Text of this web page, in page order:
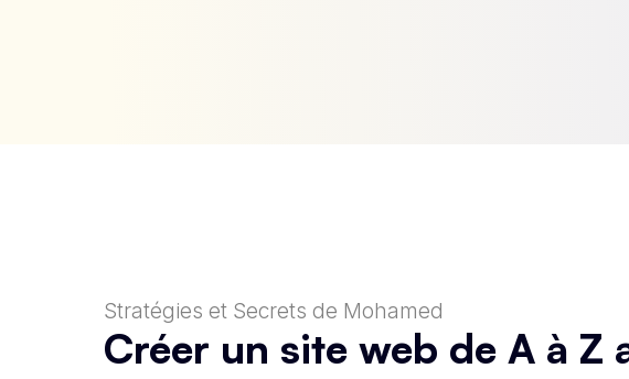
Stratégies et Secrets de Mohamed
Créer un site web de A à Z